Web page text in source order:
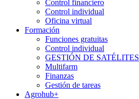
Control financiero
Control individual
Oficina virtual
Formación
Funciones gratuitas
Control individual
GESTIÓN DE SATÉLITES
Multifarm
Finanzas
Gestión de tareas
Agrohub+